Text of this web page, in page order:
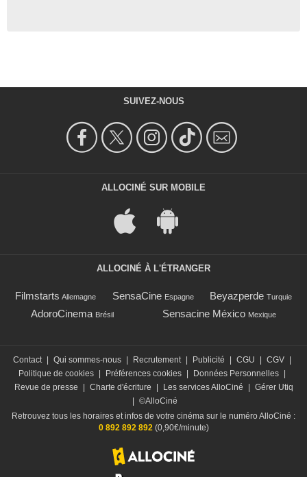
SUIVEZ-NOUS
ALLOCINÉ SUR MOBILE
ALLOCINÉ À L'ÉTRANGER
Filmstarts Allemagne SensaCine Espagne Beyazperde Turquie
AdoroCinema Brésil Sensacine México Mexique
Contact Qui sommes-nous Recrutement Publicité CGU CGV
Politique de cookies
Préférences cookies Données Personnelles
Revue de presse
Charte d'écriture Les services AlloCiné
Gérer Utiq
©AlloCiné
Retrouvez tous les horaires et infos de votre cinéma sur le numéro AlloCiné :
0 892 892 892(0,90€/minute)